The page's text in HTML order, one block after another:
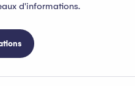
d'informations.